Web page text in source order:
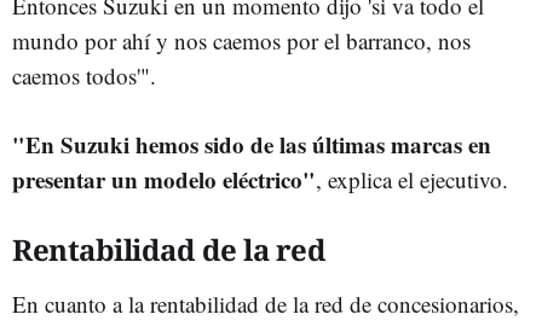
mundo por ahí y nos caemos por el barranco, nos
caemos todos'".
"En Suzuki hemos sido de las últimas marcas en
presentar un modelo eléctrico", explica el ejecutivo.
Rentabilidad de la red
En cuanto a la rentabilidad de la red de concesionarios,